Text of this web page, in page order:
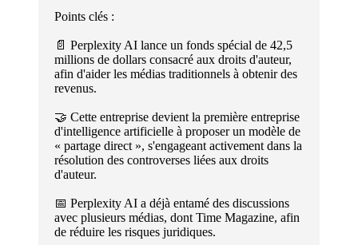
Points clés :
📄 Perplexity AI lance un fonds spécial de 42,5
millions de dollars consacré aux droits d'auteur,
afin d'aider les médias traditionnels à obtenir des
revenus.
🤝 Cette entreprise devient la première entreprise
d'intelligence artificielle à proposer un modèle de
« partage direct », s'engageant activement dans la
résolution des controverses liées aux droits
d'auteur.
📅 Perplexity AI a déjà entamé des discussions
avec plusieurs médias, dont Time Magazine, afin
de réduire les risques juridiques.